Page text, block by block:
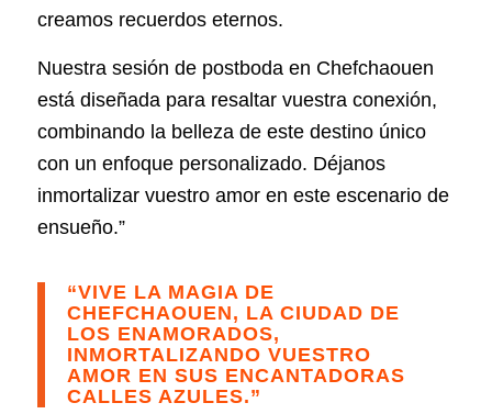
creamos recuerdos eternos.
Nuestra sesión de postboda en Chefchaouen
está diseñada para resaltar vuestra conexión,
combinando la belleza de este destino único
con un enfoque personalizado. Déjanos
inmortalizar vuestro amor en este escenario de
ensueño.”
“VIVE LA MAGIA DE
CHEFCHAOUEN, LA CIUDAD DE
LOS ENAMORADOS,
INMORTALIZANDO VUESTRO
AMOR EN SUS ENCANTADORAS
CALLES AZULES.”